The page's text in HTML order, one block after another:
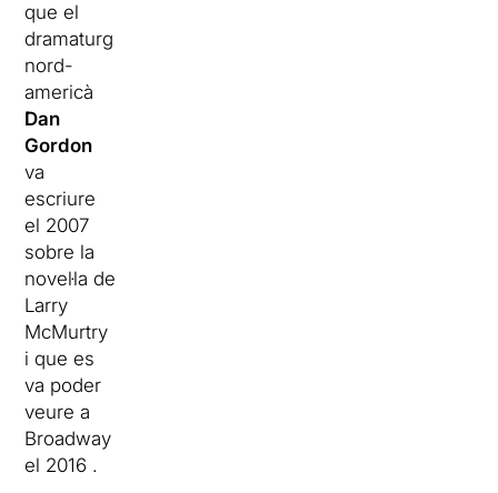
que el
dramaturg
nord-
americà
Dan
Gordon
va
escriure
el 2007
sobre la
novel·la de
Larry
McMurtry
i que es
va poder
veure a
Broadway
el 2016 .